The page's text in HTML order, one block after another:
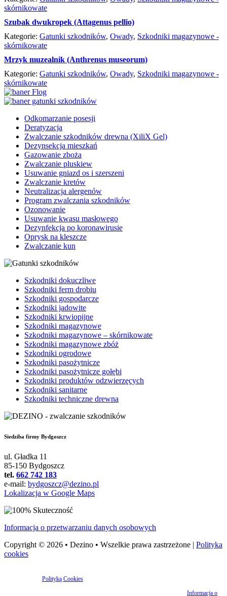
skórnikowate
Szubak dwukropek (Attagenus pellio)
Kategorie: Gatunki szkodników, Owady, Szkodniki magazynowe -
skórnikowate
Mrzyk muzealnik (Anthrenus museorum)
Kategorie: Gatunki szkodników, Owady, Szkodniki magazynowe -
skórnikowate
Odkomarzanie posesji
Deratyzacja
Zwalczanie szkodników drewna (XiliX Gel)
Dezynsekcja mieszkań
Gazowanie zboża
Zwalczanie pluskiew
Usuwanie gniazd os i szerszeni
Zwalczanie kretów
Neutralizacja alergenów
Program zwalczania szkodników
Ozonowanie
Usuwanie kwasu masłowego
Dezynfekcja po koronawirusie
Oprysk na kleszcze
Zwalczanie kun
Szkodniki dokuczliwe
Szkodniki ferm drobiu
Szkodniki gospodarcze
Szkodniki jadowite
Szkodniki krwiopijne
Szkodniki magazynowe
Szkodniki magazynowe – skórnikowate
Szkodniki magazynowe zbóż
Szkodniki ogrodowe
Szkodniki pasożytnicze
Szkodniki pasożytnicze gołębi
Szkodniki produktów odzwierzęcych
Szkodniki sanitarne
Szkodniki techniczne drewna
Siedziba firmy Bydgoszcz
ul. Gładka 11
85-150 Bydgoszcz
tel. 662 742 183
e-mail: bydgoszcz@dezino.pl
Lokalizacja w Google Maps
Informacja o przetwarzaniu danych osobowych
Copyright © 2026 • Dezino • Wszelkie prawa zastrzeżone | Polityka
cookies
Polityką Cookies
Informacja o